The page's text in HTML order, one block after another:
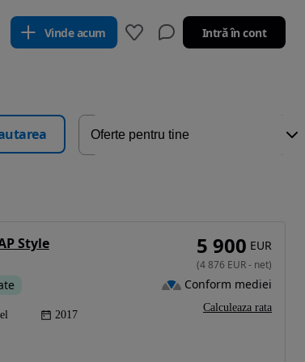
Vinde acum Intră în cont
Style
2017
5 900 EUR
(4 876 EUR- net)
Conform mediei
Calculeaza rata